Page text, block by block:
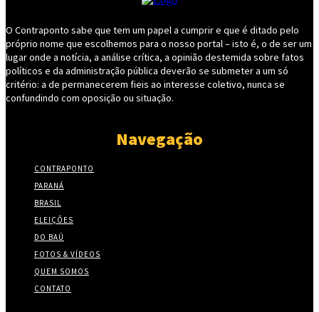
O Contraponto sabe que tem um papel a cumprir e que é ditado pelo
próprio nome que escolhemos para o nosso portal – isto é, o de ser um
lugar onde a notícia, a análise crítica, a opinião destemida sobre fatos
políticos e da administração pública deverão se submeter a um só
critério: a de permanecerem fieis ao interesse coletivo, nunca se
confundindo com oposição ou situação.
Navegação
CONTRAPONTO
PARANÁ
BRASIL
ELEIÇÕES
DO BAÚ
FOTOS & VÍDEOS
QUEM SOMOS
CONTATO